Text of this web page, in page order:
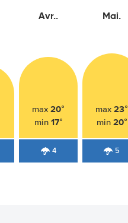
Avr..
max20°
min 17°
4
Mai.
max23°
min 20°
5